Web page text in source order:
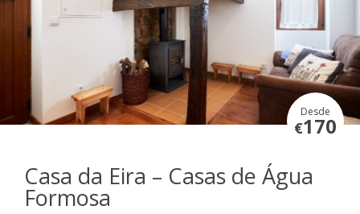
Desde
€170
Casa da Eira – Casas de Água
Formosa